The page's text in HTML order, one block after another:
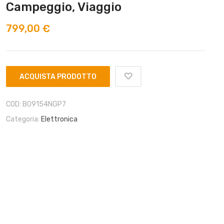
Campeggio, Viaggio
799,00 €
ACQUISTA PRODOTTO
COD: B09154NGP7
Categoria: Elettronica